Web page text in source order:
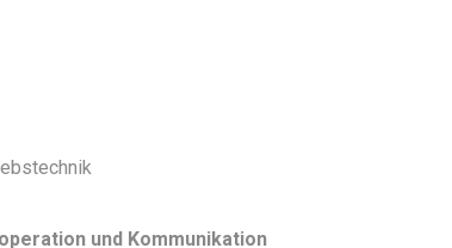
und Kommunikation